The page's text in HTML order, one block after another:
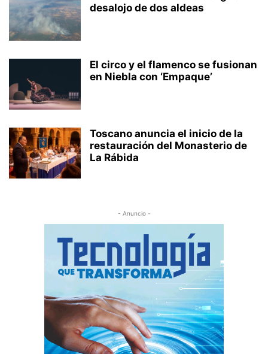
desalojo de dos aldeas
El circo y el flamenco se fusionan
en Niebla con ‘Empaque’
Toscano anuncia el inicio de la
restauración del Monasterio de
La Rábida
- Anuncio -